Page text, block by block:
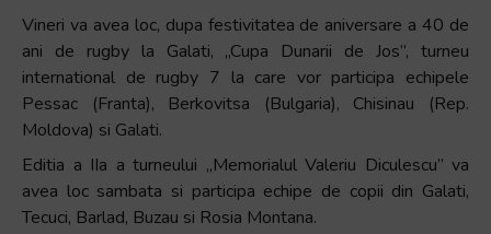
Vineri va avea loc, dupa festivitatea de aniversare a 40 de
ani de rugby la Galati, „Cupa Dunarii de Jos”, turneu
international de rugby 7 la care vor participa echipele
Pessac (Franta), Berkovitsa (Bulgaria), Chisinau (Rep.
Moldova) si Galati.
Editia a IIa a turneului „Memorialul Valeriu Diculescu” va
avea loc sambata si participa echipe de copii din Galati,
Tecuci, Barlad, Buzau si Rosia Montana.